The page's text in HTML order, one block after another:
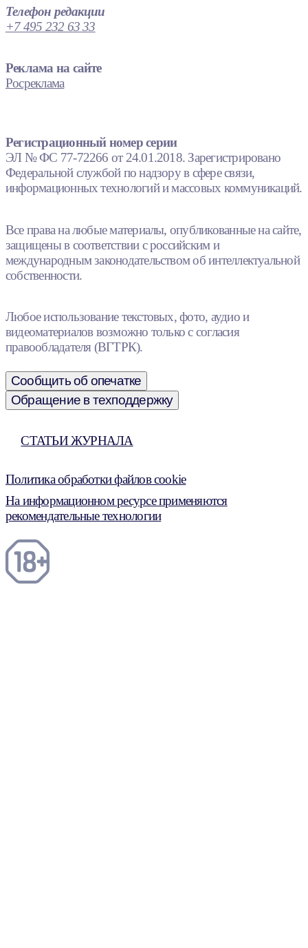
Телефон редакции
+7 495 232 63 33
Реклама на сайте
Росреклама
Регистрационный номер серии
ЭЛ № ФС 77-72266 от 24.01.2018. Зарегистрировано
Федеральной службой по надзору в сфере связи,
информационных технологий и массовых коммуникаций.
Все права на любые материалы, опубликованные на сайте,
защищены в соответствии с российским и
международным законодательством об интеллектуальной
собственности.
Любое использование текстовых, фото, аудио и
видеоматериалов возможно только с согласия
правообладателя (ВГТРК).
Сообщить об опечатке
Обращение в техподдержку
СТАТЬИ ЖУРНАЛА
Политика обработки файлов cookie
На информационном ресурсе применяются
рекомендательные технологии